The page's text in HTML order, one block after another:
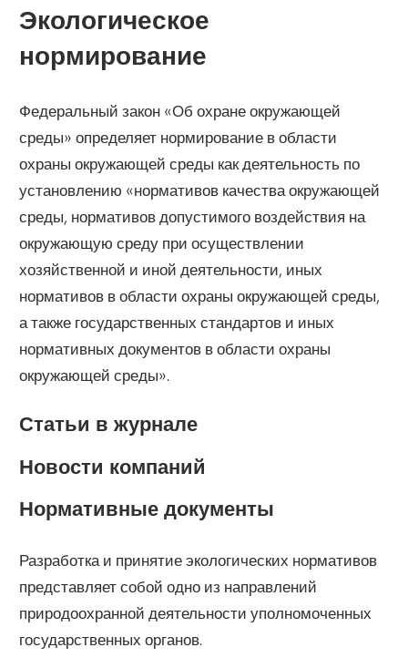
Экологическое
нормирование
Федеральный закон «Об охране окружающей
среды» определяет нормирование в области
охраны окружающей среды как деятельность по
установлению «нормативов качества окружающей
среды, нормативов допустимого воздействия на
окружающую среду при осуществлении
хозяйственной и иной деятельности, иных
нормативов в области охраны окружающей среды,
а также государственных стандартов и иных
нормативных документов в области охраны
окружающей среды».
Статьи в журнале
Новости компаний
Нормативные документы
Разработка и принятие экологических нормативов
представляет собой одно из направлений
природоохранной деятельности уполномоченных
государственных органов.